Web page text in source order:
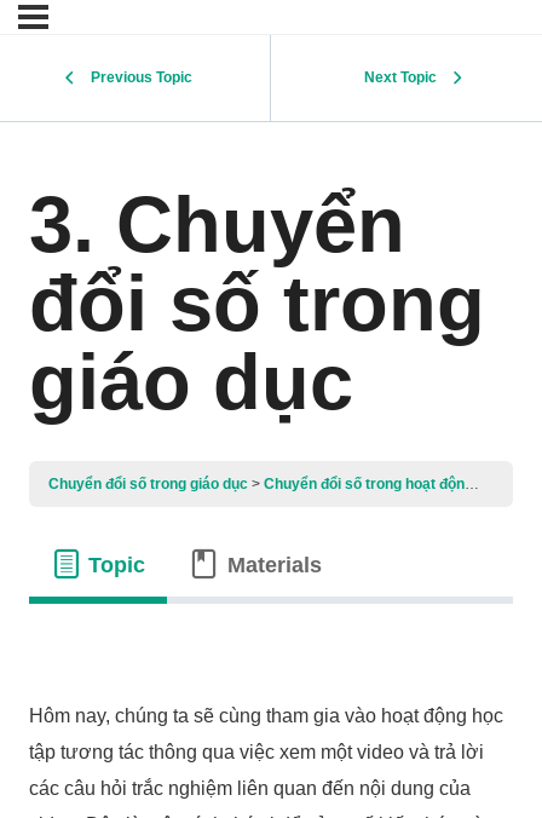
Previous Topic Next Topic
3. Chuyển
đổi số trong
giáo dục
Chuyển đổi số trong giáo dục Chuyển đổi số trong hoạt động dạy học và giáo dục học sinh
Topic Materials
Hôm nay, chúng ta sẽ cùng tham gia vào hoạt động học
tập tương tác thông qua việc xem một video và trả lời
các câu hỏi trắc nghiệm liên quan đến nội dung của